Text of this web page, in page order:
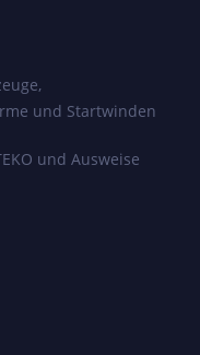
und Startwinden
und Ausweise